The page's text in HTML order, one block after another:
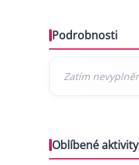
Podrobnosti
Oblíbené aktivity